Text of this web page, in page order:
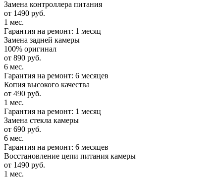
Замена контроллера питания
от 1490 руб.
1 мес.
Гарантия на ремонт: 1 месяц
Замена задней камеры
100% оригинал
от 890 руб.
6 мес.
Гарантия на ремонт: 6 месяцев
Копия высокого качества
от 490 руб.
1 мес.
Гарантия на ремонт: 1 месяц
Замена стекла камеры
от 690 руб.
6 мес.
Гарантия на ремонт: 6 месяцев
Восстановление цепи питания камеры
от 1490 руб.
1 мес.